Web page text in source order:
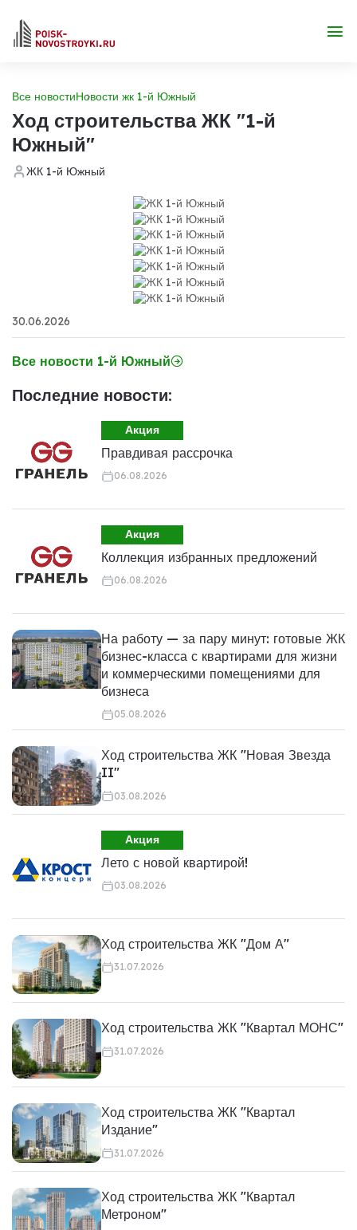
Все новостиНовости жк 1-й Южный
Ход строительства ЖК "1-й
Южный"
ЖК 1-й Южный
30.06.2026
Все новости 1-й Южный
Последние новости:
Акция
Правдивая рассрочка
06.08.2026
Акция
Коллекция избранных предложений
06.08.2026
На работу — за пару минут: готовые ЖК
бизнес-класса с квартирами для жизни
и коммерческими помещениями для
бизнеса
05.08.2026
Ход строительства ЖК "Новая Звезда
II"
03.08.2026
Акция
Лето с новой квартирой!
03.08.2026
Ход строительства ЖК "Дом А"
31.07.2026
Ход строительства ЖК "Квартал МОНС"
31.07.2026
Ход строительства ЖК "Квартал
Издание"
31.07.2026
Ход строительства ЖК "Квартал
Метроном"